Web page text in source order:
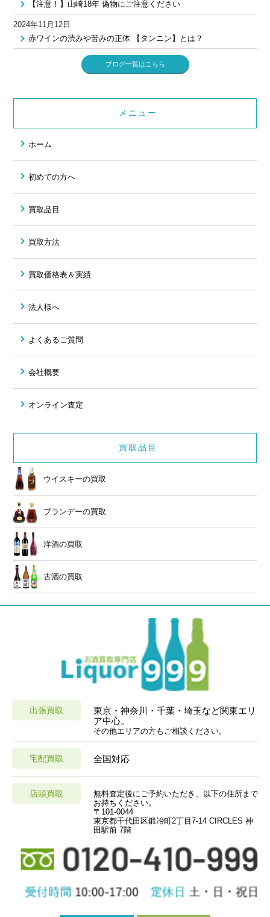
【注意！】山崎18年 偽物にご注意ください
2024年11月12日
赤ワインの渋みや苦みの正体 【タンニン】とは？
ブログ一覧はこちら
メニュー
ホーム
初めての方へ
買取品目
買取方法
買取価格表＆実績
法人様へ
よくあるご質問
会社概要
オンライン査定
買取品目
ウイスキーの買取
ブランデーの買取
洋酒の買取
古酒の買取
出張買取
東京・神奈川・千葉・埼玉など関東エリ
ア中心。
その他エリアの方もご相談ください。
宅配買取 全国対応
店頭買取
無料査定後にご予約いただき、以下の住所まで
お持ちください。
〒101-0044
東京都千代田区鍛冶町2丁目7-14 CIRCLES 神
田駅前 7階